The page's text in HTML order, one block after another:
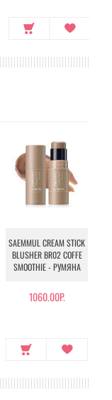
SAEMMUL CREAM STICK
BLUSHER BR02 COFFE
SMOOTHIE - РУМЯНА
1060.00Р.